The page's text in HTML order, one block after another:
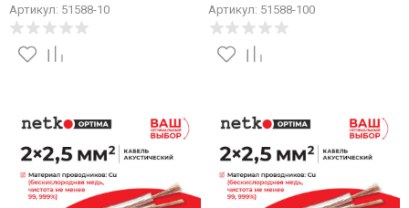
Артикул: 51588-10 Артикул: 51588-100